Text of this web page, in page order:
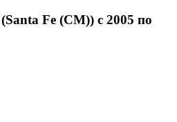
Fe (CM)) с 2005 по